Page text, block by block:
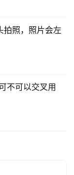
拍照，照片会左
不可以交叉用